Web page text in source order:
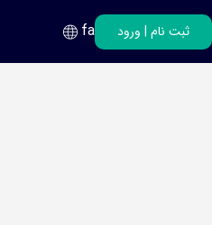
ثبت نام | ورود
فارسی
انگلیسی
fa